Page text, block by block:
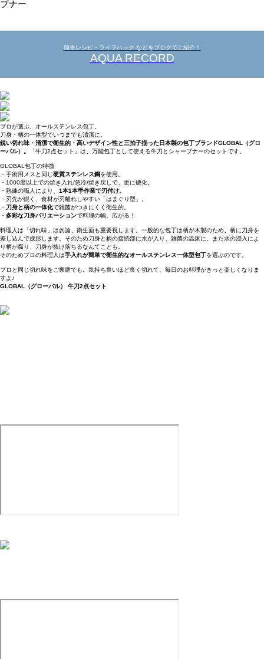
プナー
簡単レシピ・ライフハック などをブログでご紹介！
AQUA RECORD
プロが選ぶ、オールステンレス包丁。
刀身・柄の一体型でいつまでも清潔に。
鋭い切れ味・清潔で衛生的・高いデザイン性と三拍子揃った日本製の包丁ブランドGLOBAL（グロ
ーバル）。
「牛刀2点セット」は、万能包丁として使える牛刀とシャープナーのセットです。
GLOBAL包丁の特徴
・手術用メスと同じ硬質ステンレス鋼を使用。
・1000度以上での焼き入れ/急冷/焼き戻しで、更に硬化。
・熟練の職人により、 1本1本手作業で刃付け。
・刃先が鋭く、食材が刃離れしやすい「はまぐり型」。
・ 刀身と柄の一体化で雑菌がつきにくく衛生的。
・ 多彩な刀身バリエーションで料理の幅、広がる！
料理人は「切れ味」は勿論、衛生面も重要視します。一般的な包丁は柄が木製のため、柄に刀身を
差し込んで成形します。そのため刀身と柄の接続部に水が入り、雑菌の温床に。また水の浸入によ
り柄が腐り、刀身が抜け落ちるなんてことも。
そのためプロの料理人は手入れが簡単で衛生的なオールステンレス一体型包丁を選ぶのです。
プロと同じ切れ味をご家庭でも。気持ち良いほど良く切れて、毎日のお料理がきっと楽しくなりま
すよ♪
GLOBAL（グローバル） 牛刀2点セット